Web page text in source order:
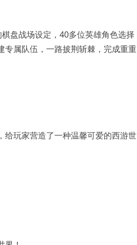
盘战场设定，40多位英雄角色选择
专属队伍，一路披荆斩棘，完成重重
给玩家营造了一种温馨可爱的西游世